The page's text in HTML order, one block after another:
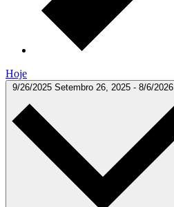
Hoje
9/26/2025 Setembro 26, 2025 - 8/6/2026